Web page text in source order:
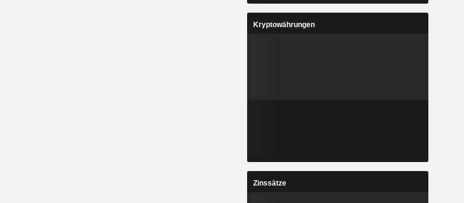
Kryptowährungen
Zinssätze